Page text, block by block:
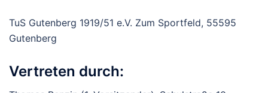
TuS Gutenberg 1919/51 e.V. Zum Sportfeld, 55595
Gutenberg
Vertreten durch: